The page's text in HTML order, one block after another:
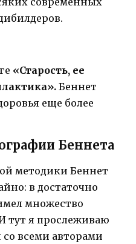
«Старость, ее
Беннет
еще более
Беннета
методики Беннет
в достаточно
множество
тут я прослеживаю
всеми авторами